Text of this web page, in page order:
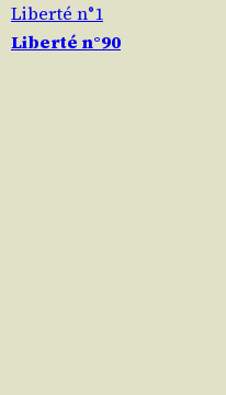
Liberté n°1
Liberté n°90